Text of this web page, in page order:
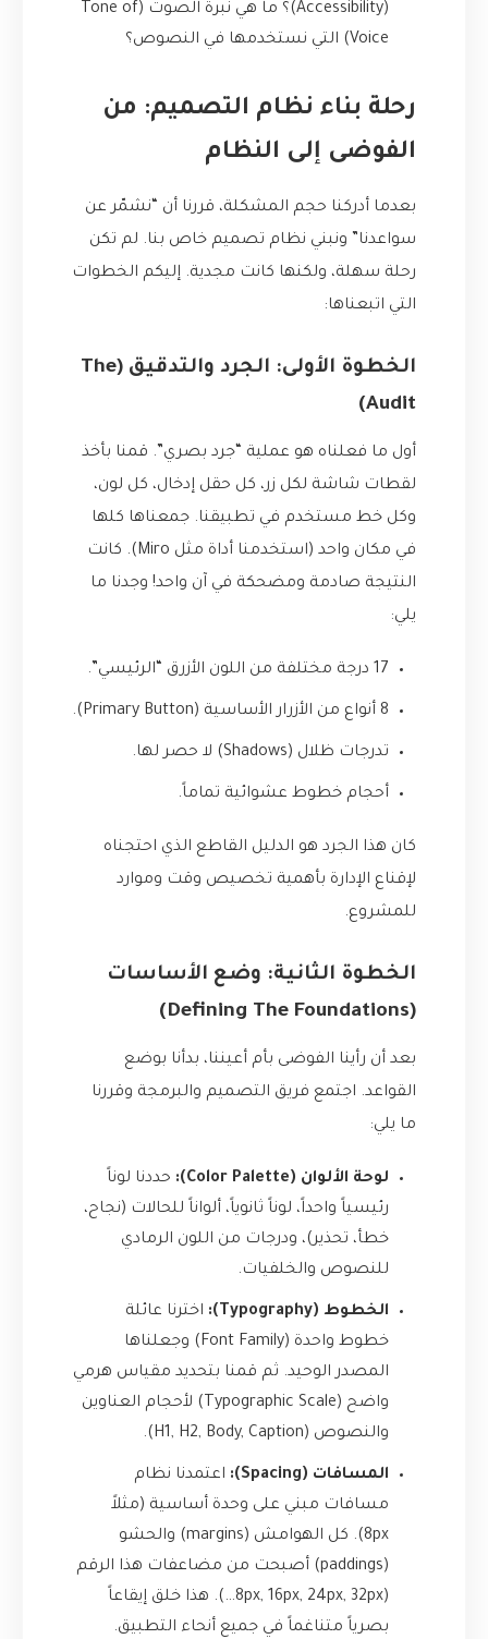
(Accessibility)؟ ما هي نبرة الصوت (Tone of
Voice) التي نستخدمها في النصوص؟
رحلة بناء نظام التصميم: من
الفوضى إلى النظام
بعدما أدركنا حجم المشكلة، قررنا أن “نشمّر عن
سواعدنا” ونبني نظام تصميم خاص بنا. لم تكن
رحلة سهلة، ولكنها كانت مجدية. إليكم الخطوات
التي اتبعناها:
الخطوة الأولى: الجرد والتدقيق (The
Audit)
أول ما فعلناه هو عملية “جرد بصري”. قمنا بأخذ
لقطات شاشة لكل زر، كل حقل إدخال، كل لون،
وكل خط مستخدم في تطبيقنا. جمعناها كلها
في مكان واحد (استخدمنا أداة مثل Miro). كانت
النتيجة صادمة ومضحكة في آن واحد! وجدنا ما
يلي:
17 درجة مختلفة من اللون الأزرق “الرئيسي”.
8 أنواع من الأزرار الأساسية (Primary Button).
تدرجات ظلال (Shadows) لا حصر لها.
أحجام خطوط عشوائية تماماً.
كان هذا الجرد هو الدليل القاطع الذي احتجناه
لإقناع الإدارة بأهمية تخصيص وقت وموارد
للمشروع.
الخطوة الثانية: وضع الأساسات
(Defining The Foundations)
بعد أن رأينا الفوضى بأم أعيننا، بدأنا بوضع
القواعد. اجتمع فريق التصميم والبرمجة وقررنا
ما يلي:
لوحة الألوان (Color Palette):
حددنا لوناً
رئيسياً واحداً، لوناً ثانوياً، ألواناً للحالات (نجاح،
خطأ، تحذير)، ودرجات من اللون الرمادي
للنصوص والخلفيات.
الخطوط (Typography):
اخترنا عائلة
خطوط واحدة (Font Family) وجعلناها
المصدر الوحيد. ثم قمنا بتحديد مقياس هرمي
واضح (Typographic Scale) لأحجام العناوين
والنصوص (H1, H2, Body, Caption).
المسافات (Spacing):
اعتمدنا نظام
مسافات مبني على وحدة أساسية (مثلاً
8px). كل الهوامش (margins) والحشو
(paddings) أصبحت من مضاعفات هذا الرقم
(8px, 16px, 24px, 32px…). هذا خلق إيقاعاً
بصرياً متناغماً في جميع أنحاء التطبيق.